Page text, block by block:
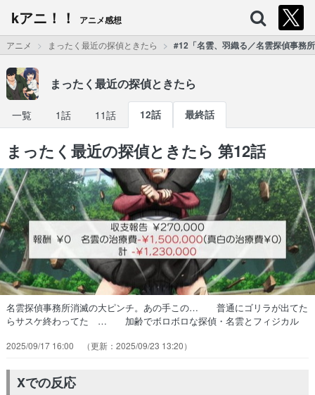
kアニ！！ アニメ感想
アニメ まったく最近の探偵ときたら #12「名雲、羽織る／名雲探偵事務
まったく最近の探偵ときたら
一覧 1話 11話 12話 最終話
まったく最近の探偵ときたら 第12話
名雲探偵事務所消滅の大ピンチ。あの手この… 普通にゴリラが出てた
らサスケ終わってた … 加齢でボロボロな探偵・名雲とフィジカル
めくった後のオチに変顔の画力… EDが特別画付きでOPに。酷い（誉
ネタもノリもドン滑りだったけどこ… 相変わらず真白ちゃんの身体能
力がバグすぎ… 最後まで勢いあるギャグに感謝。あとマキち…
2025/09/17 16:00 2025/09/23 13:20
Xでの反応